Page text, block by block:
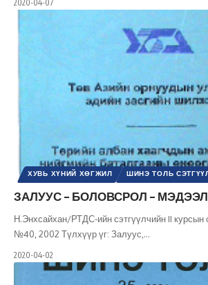
2020-04-07
ХУВЬ ХҮНИЙ ХӨГЖИЛ ШИНЭ ТОЛЬ
ЗАЛУУС – БОЛОВСРОЛ –
Н.Энхсайхан/РТДС-ийн сэтгүүлчийн II
№40, 2002 Түлхүүр үг: Залуус, …
2020-04-02